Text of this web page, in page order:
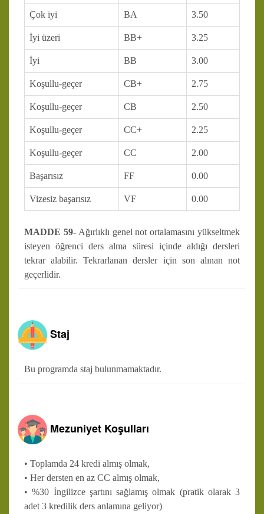
Çok iyi BA 3.50
İyi üzeri BB+ 3.25
İyi BB 3.00
Koşullu-geçer CB+ 2.75
Koşullu-geçer CB 2.50
Koşullu-geçer CC+ 2.25
Koşullu-geçer CC 2.00
Başarısız FF 0.00
Vizesiz başarısız VF 0.00
MADDE 59-Ağırlıklı genel not ortalamasını yükseltmek
isteyen öğrenci ders alma süresi içinde aldığı dersleri
tekrar alabilir. Tekrarlanan dersler için son alınan not
geçerlidir.
Staj
Bu programda staj bulunmamaktadır.
Mezuniyet Koşulları
• Toplamda 24 kredi almış olmak,
• Her dersten en az CC almış olmak,
• %30 İngilizce şartını sağlamış olmak (pratik olarak 3
adet 3 kredilik ders anlamına geliyor)